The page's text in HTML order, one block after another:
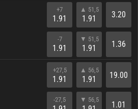
+7
1.91
-7
1.91
▲ 51,5
1.91
▼ 51,5
1.91
3.20
1.36
+27,5
1.91
-27,5
▲ 56,5
1.91
▼ 56,5
19.00
1.01